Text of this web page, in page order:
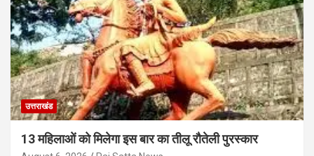
उत्तराखंड
13 महिलाओं को मिलेगा इस बार का तीलू रौतेली पुरस्कार